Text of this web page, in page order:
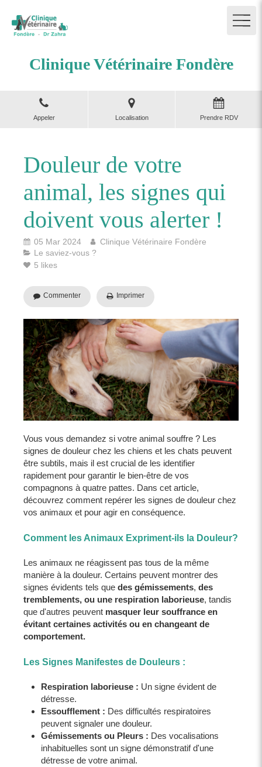
Clinique Vétérinaire Fondère
Appeler Localisation Prendre RDV
Douleur de votre
animal, les signes qui
doivent vous alerter !
05 Mar 2024
Clinique Vétérinaire Fondère
Le saviez-vous ?
5 likes
Commenter Imprimer
Vous vous demandez si votre animal souffre ? Les
signes de douleur chez les chiens et les chats peuvent
être subtils, mais il est crucial de les identifier
rapidement pour garantir le bien-être de vos
compagnons à quatre pattes. Dans cet article,
découvrez comment repérer les signes de douleur chez
vos animaux et pour agir en conséquence.
Comment les Animaux Expriment-ils la Douleur?
Les animaux ne réagissent pas tous de la même
manière à la douleur. Certains peuvent montrer des
signes évidents tels que des gémissements, des
tremblements, ou une respiration laborieuse, tandis
que d'autres peuvent masquer leur souffrance en
évitant certaines activités ou en changeant de
comportement.
Les Signes Manifestes de Douleurs :
Respiration laborieuse : Un signe évident de
détresse.
Essoufflement : Des difficultés respiratoires
peuvent signaler une douleur.
Gémissements ou Pleurs : Des vocalisations
inhabituelles sont un signe démonstratif d'une
détresse de votre animal.